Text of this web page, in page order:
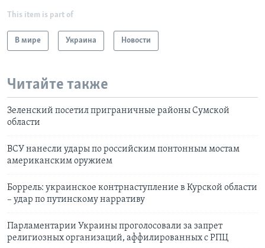
This item is part of
В мире Украина Новости
Читайте также
Зеленский посетил приграничные районы Сумской
области
ВСУ нанесли удары по российским понтонным мостам
американским оружием
Боррель: украинское контрнаступление в Курской области
– удар по путинскому нарративу
Парламентарии Украины проголосовали за запрет
религиозных организаций, аффилированных с РПЦ